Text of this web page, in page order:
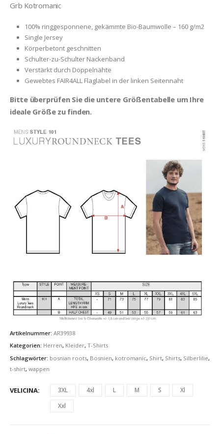
Grb Kotromanic
100% ringgesponnene, gekämmte Bio-Baumwolle – 160 g/m2
Single Jersey
Körperbetont geschnitten
Schulter-zu-Schulter Nackenband
Verstärkt durch Doppelnähte
Gewebtes FAIR4ALL Flaglabel in der linken Seitennaht
Bitte überprüfen Sie die untere Größentabelle um Ihre
ideale Größe zu finden.
Artikelnummer: AR39938
Kategorien: Herren, Kleider, T-Shirts
Schlagwörter: bosnian roots, Bosnien, kotromanic, Shirt, Shirts, Silberlilie,
t-shirt, wappen
VELICINA 3XL 4xl L M S
Xl
Xxl